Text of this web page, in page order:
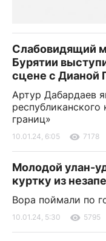
Слабовидящий
Бурятии
сцене с Дианой
Артур Дабардаев
республиканского
границ»
10.01.24, 6:05 7178
Молодой улан-
куртку из
Вора поймали по
10.01.24, 5:30 5795